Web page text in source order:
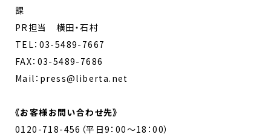
課
PR担当 横田・石村
TEL：03-5489-7667
FAX：03-5489-7686
Mail：press@liberta.net
《お客様お問い合わせ先》
0120-718-456（平日9：00～18：00）